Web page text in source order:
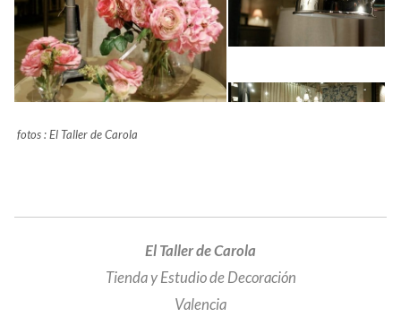
fotos : El Taller de Carola
El Taller de Carola
Tienda y Estudio de Decoración
Valencia